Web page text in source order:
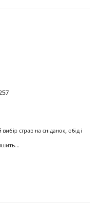
страв на сніданок, обід і